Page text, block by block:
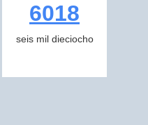
6018
seis mil dieciocho